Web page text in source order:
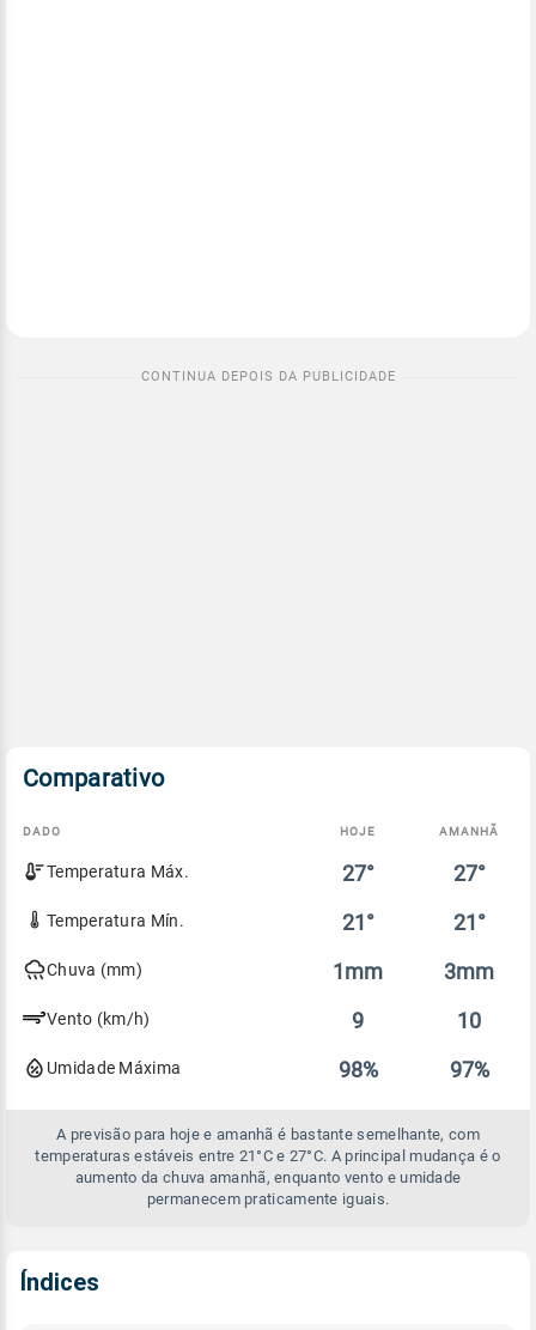
Comparativo
Comparativo
entre
previsão
hoje
DADO HOJE AMANHÃ
Temperatura Máx. 27° 27°
Temperatura Mín. 21° 21°
Chuva (mm) 1mm 3mm
Vento (km/h) 9 10
Umidade Máxima 98% 97%
A previsão para hoje e amanhã é bastante semelhante, com
temperaturas estáveis entre 21°C e 27°C. A principal mudança é o
aumento da chuva amanhã, enquanto vento e umidade
permanecem praticamente iguais.
Índices